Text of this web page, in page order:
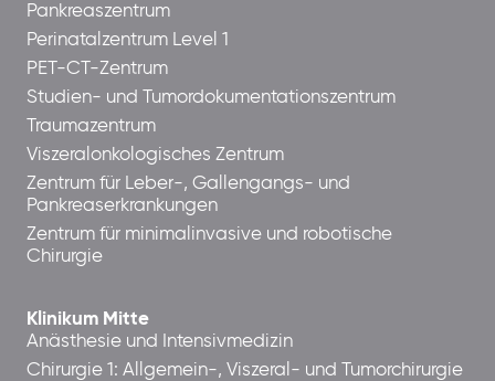
Pankreaszentrum
Perinatalzentrum Level 1
PET-CT-Zentrum
Studien- und Tumordokumentationszentrum
Traumazentrum
Viszeralonkologisches Zentrum
Zentrum für Leber-, Gallengangs- und
Pankreaserkrankungen
Zentrum für minimalinvasive und robotische
Chirurgie
Klinikum Mitte
Anästhesie und Intensivmedizin
Chirurgie 1: Allgemein-, Viszeral- und Tumorchirurgie